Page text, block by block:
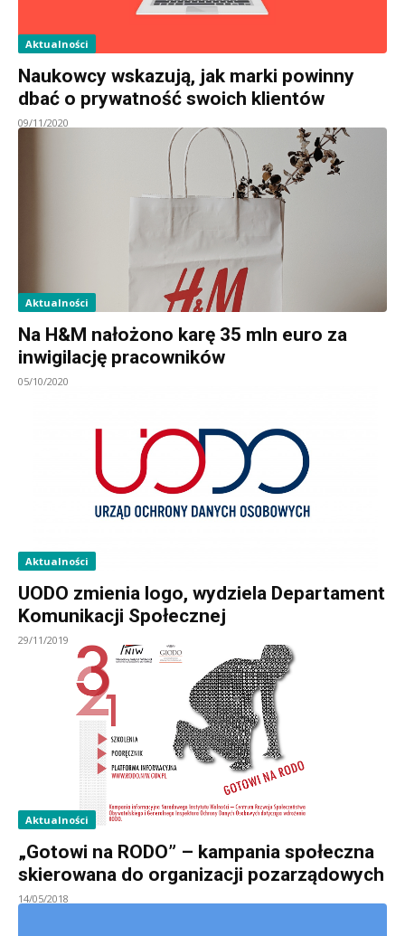
Aktualności
Naukowcy wskazują, jak marki powinny
dbać o prywatność swoich klientów
09/11/2020
Aktualności
Na H&M nałożono karę 35 mln euro za
inwigilację pracowników
05/10/2020
Aktualności
UODO zmienia logo, wydziela Departament
Komunikacji Społecznej
29/11/2019
Aktualności
„Gotowi na RODO” – kampania społeczna
skierowana do organizacji pozarządowych
14/05/2018